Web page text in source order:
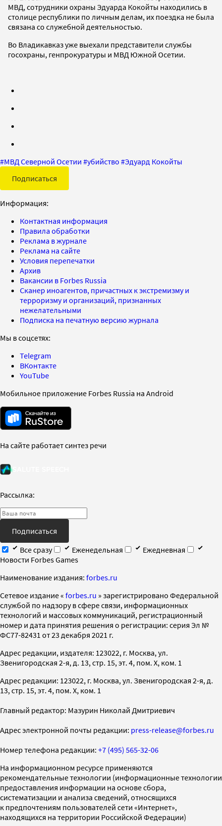
МВД, сотрудники охраны Эдуарда Кокойты находились в
столице республики по личным делам, их поездка не была
связана со служебной деятельностью.
Во Владикавказ уже выехали представители службы
госохраны, генпрокуратуры и МВД Южной Осетии.
#МВД Северной Осетии #убийство #Эдуард Кокойты
Подписаться
Информация:
Контактная информация
Правила обработки
Реклама в журнале
Реклама на сайте
Условия перепечатки
Архив
Вакансии в Forbes Russia
Сканер иноагентов, причастных к экстремизму и
терроризму и организаций, признанных
нежелательными
Подписка на печатную версию журнала
Мы в соцсетях:
Telegram
ВКонтакте
YouTube
Мобильное приложение Forbes Russia на Android
На сайте работает синтез речи
Рассылка:
Подписаться
Все сразу
Еженедельная
Ежедневная
Новости Forbes Games
Наименование издания: forbes.ru
Cетевое издание « forbes.ru » зарегистрировано Федеральной
службой по надзору в сфере связи, информационных
технологий и массовых коммуникаций, регистрационный
номер и дата принятия решения о регистрации: серия Эл №
ФС77-82431 от 23 декабря 2021 г.
Адрес редакции, издателя: 123022, г. Москва, ул.
Звенигородская 2-я, д. 13, стр. 15, эт. 4, пом. X, ком. 1
Адрес редакции: 123022, г. Москва, ул. Звенигородская 2-я, д.
13, стр. 15, эт. 4, пом. X, ком. 1
Главный редактор: Мазурин Николай Дмитриевич
Адрес электронной почты редакции: press-release@forbes.ru
Номер телефона редакции: +7 (495) 565-32-06
На информационном ресурсе применяются
рекомендательные технологии (информационные технологии
предоставления информации на основе сбора,
систематизации и анализа сведений, относящихся
к предпочтениям пользователей сети «Интернет»,
находящихся на территории Российской Федерации)